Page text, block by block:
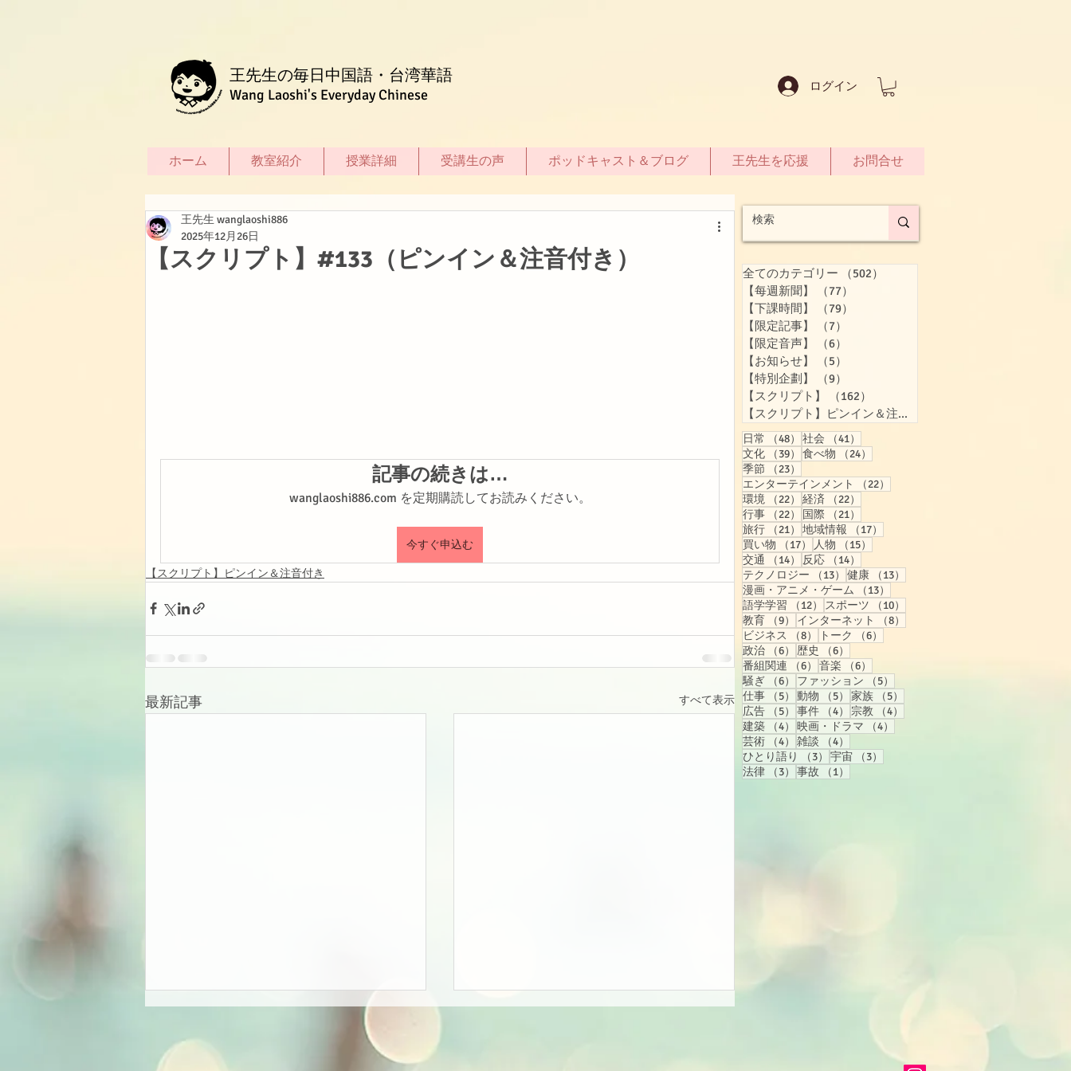
王先生の毎日中国語・台湾華語
Wang Laoshi's Everyday Chinese
ログイン
ホーム 教室紹介 授業詳細 受講生の声 ポッドキャスト＆ブログ 王先生を応援 お問合せ
【スクリプト】#133（ピンイン＆注音付き）
王先生 wanglaoshi886
2025年12月26日
記事の続きは…
wanglaoshi886.com を定期購読してお読みください。
今すぐ申込む
【スクリプト】ピンイン＆注音付き
最新記事 すべて表示
全てのカテゴリー （502）
【每週新聞】
（77）
【下課時間】
（79）
【限定記事】
（7）
【限定音声】
（6）
【お知らせ】
（5）
【特別企劃】
（9）
【スクリプト】
（162）
【スクリプト】ピンイン＆注音付き
日常 （48） 48件の記事
社会 （41）
文化
（39） 39件の記事
食べ物 （24）
季節
（23）
エンターテインメント
（22）
環境
（22） 22件の記事
経済 （22）
行事
（22） 22件の記事
国際 （21）
旅行
（21） 21件の記事
地域情報 （17）
買い物
（17） 17件の記事
人物 （15）
交通
（14） 14件の記事
反応 （14）
テクノロジー
（13） 13件の記事
健康 （13）
漫画・アニメ・ゲーム
（13）
語学学習
（12） 12件の記事
スポーツ （10）
教育
（9） 9件の記事
インターネット （8）
ビジネス
（8） 8件の記事
トーク （6）
政治
（6） 6件の記事
歴史 （6）
番組関連
（6） 6件の記事
音楽 （6）
騒ぎ
（6） 6件の記事
ファッション （5）
仕事
（5） 5件の記事
動物 （5） 5件の記事
家族 （5）
広告
（5） 5件の記事
事件 （4） 4件の記事
宗教 （4）
建築
（4） 4件の記事
映画・ドラマ （4）
芸術
（4） 4件の記事
雑談 （4）
ひとり語り
（3） 3件の記事
宇宙 （3）
法律
（3） 3件の記事
事故 （1）